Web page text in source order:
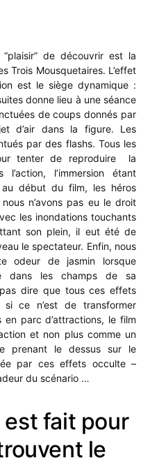
de découvrir est la
Trois Mousquetaires. L’effet
est le siège dynamique :
donne lieu à une séance
de coups donnés par
d’air dans la figure. Les
par des flashs. Tous les
tenter de reproduire la
l’immersion étant
début du film, les héros
n’avons pas eu le droit
les inondations touchants
son plein, il eut été de
le spectateur. Enfin, nous
odeur de jasmin lorsque
dans les champs de sa
dire que tous ces effets
ce n’est de transformer
parc d’attractions, le film
et non plus comme un
prenant le dessus sur le
par ces effets occulte –
du scénario …
est fait pour
le